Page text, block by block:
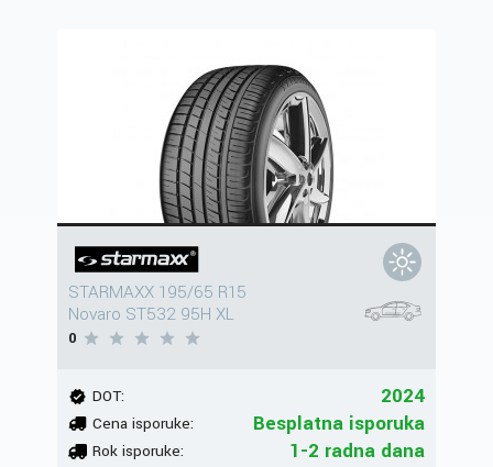
STARMAXX 195/65 R15
Novaro ST532 95H XL
0
DOT: 2024
Cena isporuke: Besplatna isporuka
Rok isporuke: 1-2 radna dana